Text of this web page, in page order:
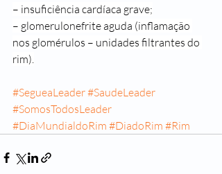
– insuficiência cardíaca grave;
– glomerulonefrite aguda (inflamação
nos glomérulos – unidades filtrantes do
rim).
#SegueaLeader#SaudeLeader
#SomosTodosLeader
#DiaMundialdoRim #DiadoRim #Rim